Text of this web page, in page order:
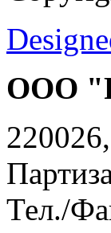
ООО
Тел./